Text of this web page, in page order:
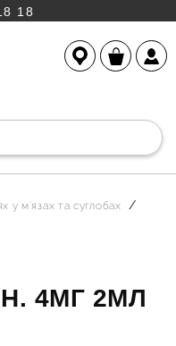
18
у м`язах та суглобах
4МГ 2МЛ